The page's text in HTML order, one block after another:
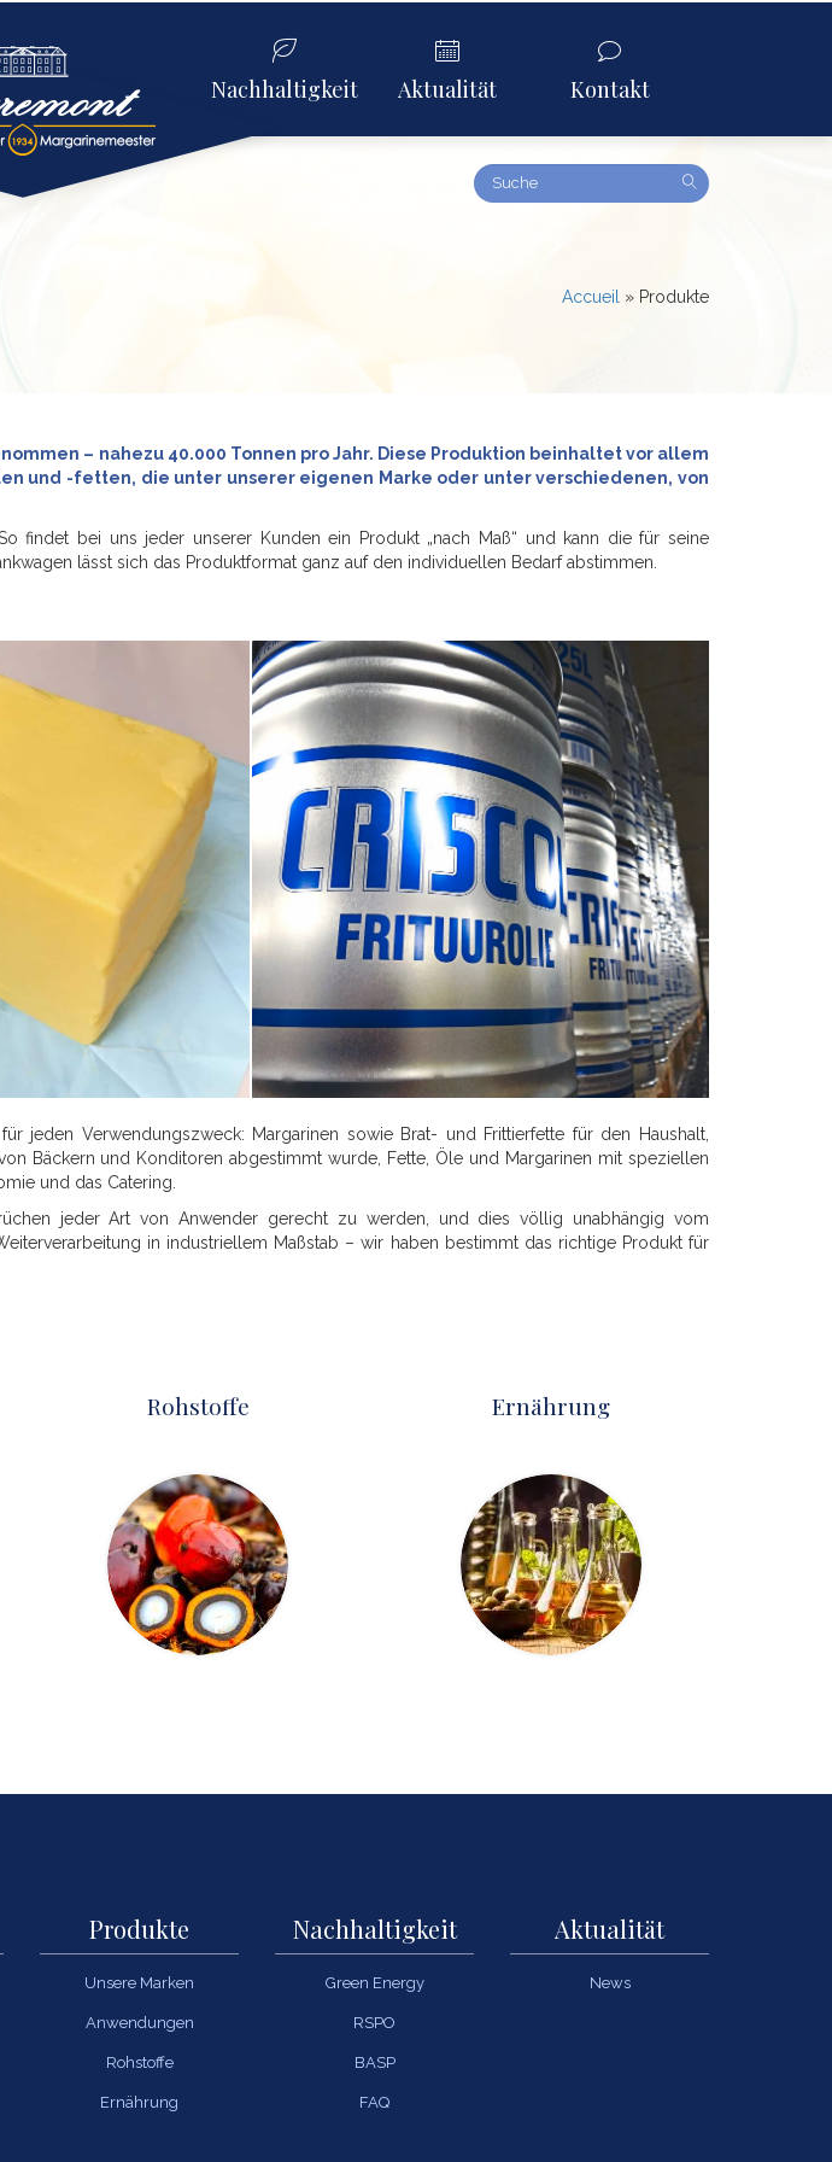
Nachhaltigkeit Aktualität Kontakt
Amount
(in
Accueil » Produkte
– nahezu 40.000 Tonnen pro Jahr. Diese Produktion beinhaltet vor allem
und -fetten, die unter unserer eigenen Marke oder unter verschiedenen, von
findet bei uns jeder unserer Kunden ein Produkt „nach Maß“ und kann die für seine
lässt sich das Produktformat ganz auf den individuellen Bedarf abstimmen.
jeden Verwendungszweck: Margarinen sowie Brat- und Frittierfette für den Haushalt,
Bäckern und Konditoren abgestimmt wurde, Fette, Öle und Margarinen mit speziellen
und das Catering.
jeder Art von Anwender gerecht zu werden, und dies völlig unabhängig vom
in industriellem Maßstab – wir haben bestimmt das richtige Produkt für
Rohstoffe Ernährung
Produkte
Unsere Marken
Anwendungen
Rohstoffe
Ernährung
Nachhaltigkeit
Green Energy
RSPO
BASP
FAQ
Aktualität
News